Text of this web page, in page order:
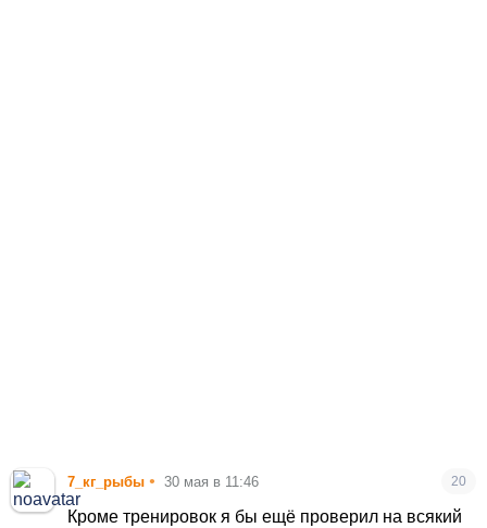
7_кг_рыбы • 30 мая в 11:46 20
Кроме тренировок я бы ещё проверил на всякий